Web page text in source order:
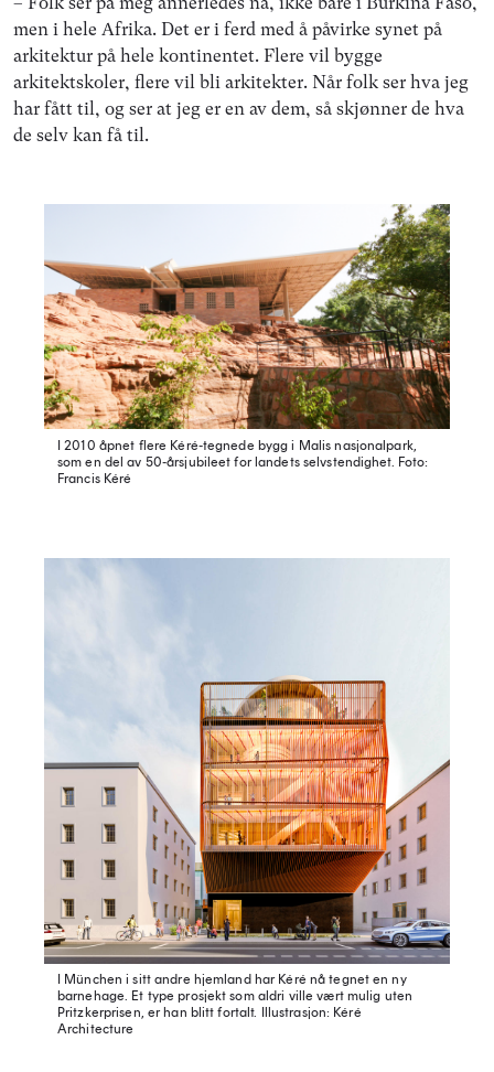
men i hele Afrika. Det er i ferd med å påvirke synet på
arkitektur på hele kontinentet. Flere vil bygge
arkitektskoler, flere vil bli arkitekter. Når folk ser hva jeg
har fått til, og ser at jeg er en av dem, så skjønner de hva
de selv kan få til.
I 2010 åpnet flere Kéré-tegnede bygg i Malis nasjonalpark,
som en del av 50-årsjubileet for landets selvstendighet. Foto:
Francis Kéré
I München i sitt andre hjemland har Kéré nå tegnet en ny
barnehage. Et type prosjekt som aldri ville vært mulig uten
Pritzkerprisen, er han blitt fortalt.
Illustrasjon: Kéré
Architecture